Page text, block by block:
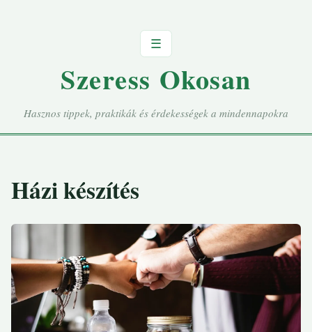
☰
Szeress Okosan
Hasznos tippek, praktikák és érdekességek a mindennapokra
Házi készítés